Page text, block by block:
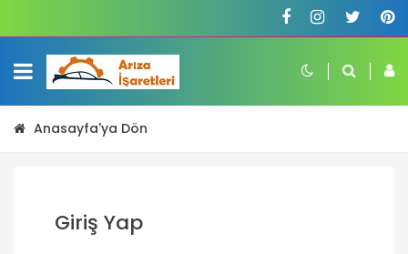
Anasayfa'ya Dön
Giriş Yap